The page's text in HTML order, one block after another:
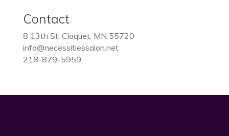
Contact
8 13th St, Cloquet, MN 55720
info@necessitiessalon.net
218-879-5959